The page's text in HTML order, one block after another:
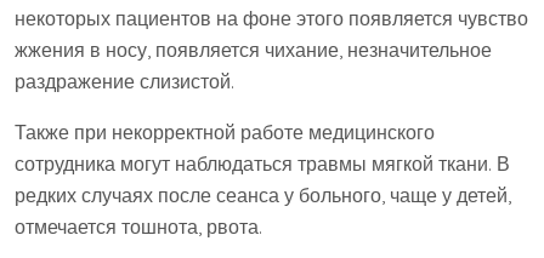
некоторых пациентов на фоне этого появляется чувство
жжения в носу, появляется чихание, незначительное
раздражение слизистой.
Также при некорректной работе медицинского
сотрудника могут наблюдаться травмы мягкой ткани. В
редких случаях после сеанса у больного, чаще у детей,
отмечается тошнота, рвота.